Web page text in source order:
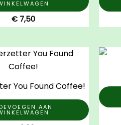
€ 7,50
You Found Coffee!
AAN